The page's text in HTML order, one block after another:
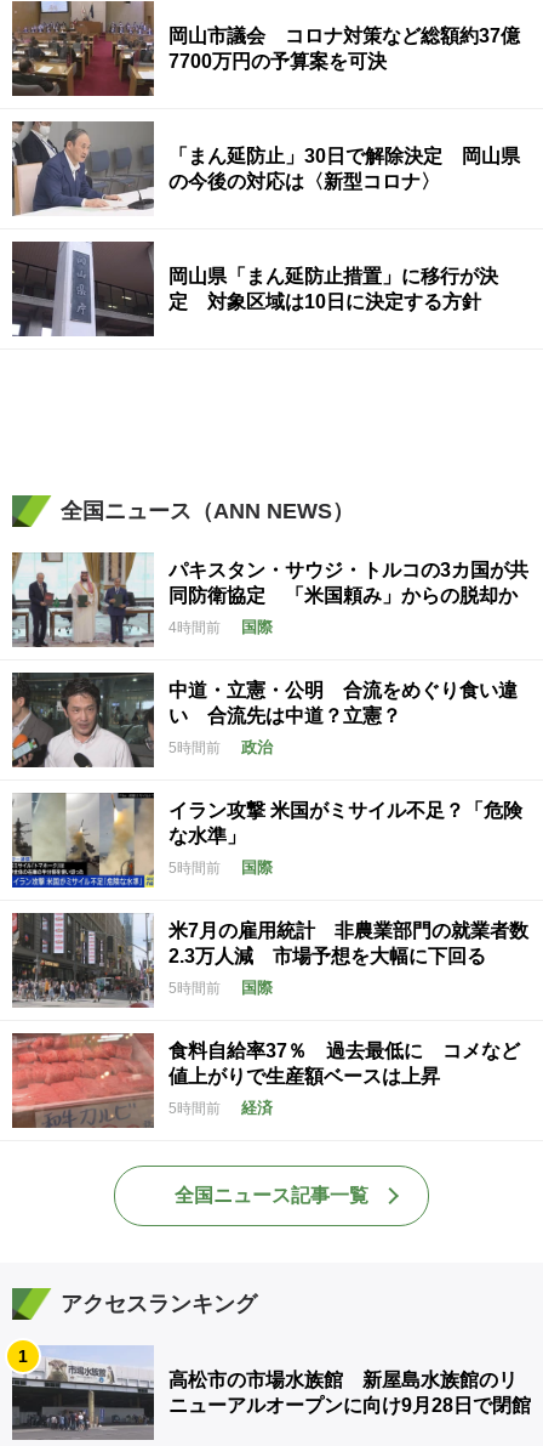
岡山市議会 コロナ対策など総額約37億
7700万円の予算案を可決
「まん延防止」30日で解除決定 岡山県
の今後の対応は〈新型コロナ〉
岡山県「まん延防止措置」に移行が決
定 対象区域は10日に決定する方針
全国ニュース（ANN NEWS）
パキスタン・サウジ・トルコの3カ国が共
同防衛協定 「米国頼み」からの脱却か
4時間前 国際
中道・立憲・公明 合流をめぐり食い違
い 合流先は中道？立憲？
5時間前 政治
イラン攻撃 米国がミサイル不足？「危険
な水準」
5時間前 国際
米7月の雇用統計 非農業部門の就業者数
2.3万人減 市場予想を大幅に下回る
5時間前 国際
食料自給率37％ 過去最低に コメなど
値上がりで生産額ベースは上昇
5時間前 経済
全国ニュース記事一覧
アクセスランキング
1
高松市の市場水族館 新屋島水族館のリ
ニューアルオープンに向け9月28日で閉館